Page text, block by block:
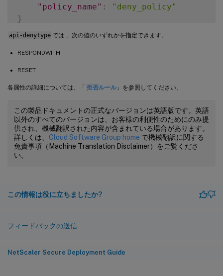
"policy_name" :
"deny_policy"
}
api-denytype では 、次の値のいずれかを指定できます。
RESPONDWITH
RESET
各属性の詳細については、「 拒否ルール 」を参照してください。
この製品ドキュメントの正式なバージョンは英語版です。英語
以外のすべてのバージョンは、お客様の利便性のためにのみ提
供され、機械翻訳された内容が含まれている場合があります。
詳しくは、 Cloud Software Group home で機械翻訳に関する
免責事項（Machine Translation Disclaimer）をご覧くださ
い。
この情報は役に立ちましたか?
フィードバックの送信
NetScaler Secure Deployment Guide